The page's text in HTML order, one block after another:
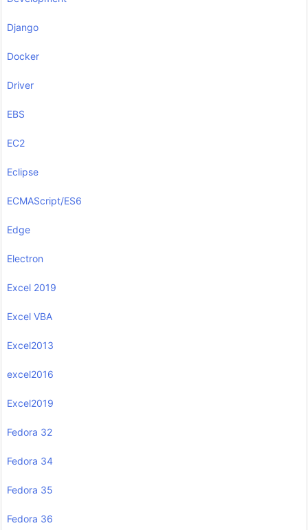
Django
Docker
Driver
EBS
EC2
Eclipse
ECMAScript/ES6
Edge
Electron
Excel 2019
Excel VBA
Excel2013
excel2016
Excel2019
Fedora 32
Fedora 34
Fedora 35
Fedora 36